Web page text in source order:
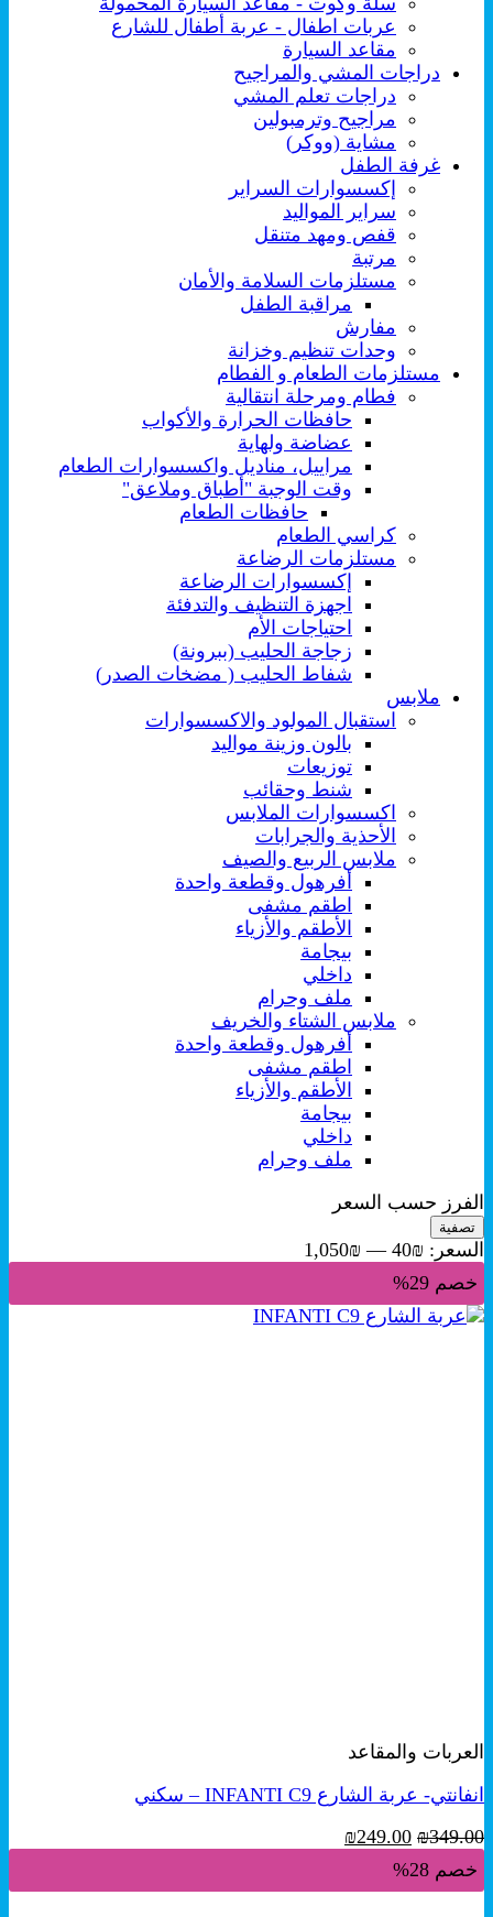
عربات اطفال - عربة أطفال للشارع
مقاعد السيارة
دراجات المشي والمراجيح
دراجات تعلم المشي
مراجيح وترمبولين
مشاية (ووكر)
غرفة الطفل
إكسسوارات السراير
سراير المواليد
قفص ومهد متنقل
مرتبة
مستلزمات السلامة والأمان
مراقبة الطفل
مفارش
وحدات تنظيم وخزانة
مستلزمات الطعام و الفطام
فطام ومرحلة انتقالية
حافظات الحرارة والأكواب
عضاضة ولهاية
مراييل، مناديل واكسسوارات الطعام
وقت الوجبة "أطباق وملاعق"
حافظات الطعام
كراسي الطعام
مستلزمات الرضاعة
إكسسوارات الرضاعة
اجهزة التنظيف والتدفئة
احتياجات الأم
زجاجة الحليب (ببرونة)
شفاط الحليب ( مضخات الصدر)
ملابس
استقبال المولود والاكسسوارات
بالون وزينة مواليد
توزيعات
شنط وحقائب
اكسسوارات الملابس
الأحذية والجرابات
ملابس الربيع والصيف
أفرهول وقطعة واحدة
اطقم مشفى
الأطقم والأزياء
بيجامة
داخلي
ملف وحرام
ملابس الشتاء والخريف
أفرهول وقطعة واحدة
اطقم مشفى
الأطقم والأزياء
بيجامة
داخلي
ملف وحرام
الفرز حسب السعر
أدنى
سعر
أعلى
سعر
تصفية
السعر: ₪40
—
₪1,050
خصم 29%
العربات والمقاعد
انفانتي- عربة الشارع INFANTI C9 – سكني
₪349.00
السعر
الأصلي
هو:
₪249.00
خصم 28%